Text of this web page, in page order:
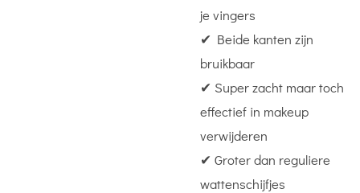
je vingers
✔ Beide kanten zijn
bruikbaar
✔ Super zacht maar toch
effectief in makeup
verwijderen
✔ Groter dan reguliere
wattenschijfjes